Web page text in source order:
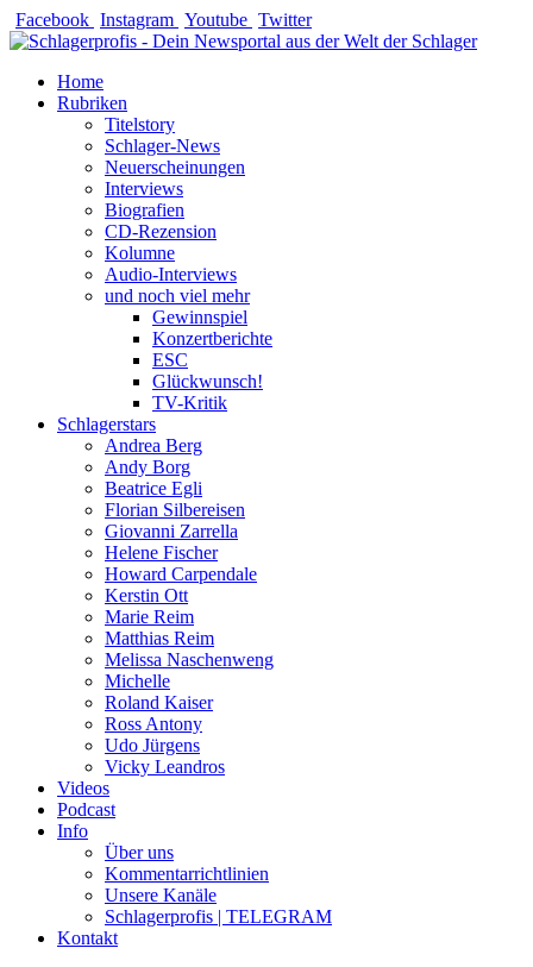
Zum
Inhalt
Facebook Instagram Youtube Twitter
Home
Rubriken
Titelstory
Schlager-News
Neuerscheinungen
Interviews
Biografien
CD-Rezension
Kolumne
Audio-Interviews
und noch viel mehr
Gewinnspiel
Konzertberichte
ESC
Glückwunsch!
TV-Kritik
Schlagerstars
Andrea Berg
Andy Borg
Beatrice Egli
Florian Silbereisen
Giovanni Zarrella
Helene Fischer
Howard Carpendale
Kerstin Ott
Marie Reim
Matthias Reim
Melissa Naschenweng
Michelle
Roland Kaiser
Ross Antony
Udo Jürgens
Vicky Leandros
Videos
Podcast
Info
Über uns
Kommentarrichtlinien
Unsere Kanäle
Schlagerprofis | TELEGRAM
Kontakt